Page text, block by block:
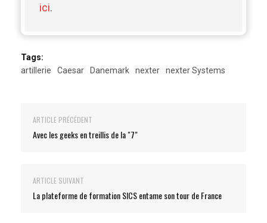
ici.
Tags:
artillerie
Caesar Danemark nexter nexter Systems
ARTICLE PRÉCÉDENT
Avec les geeks en treillis de la "7"
ARTICLE SUIVANT
La plateforme de formation SICS entame son tour de France